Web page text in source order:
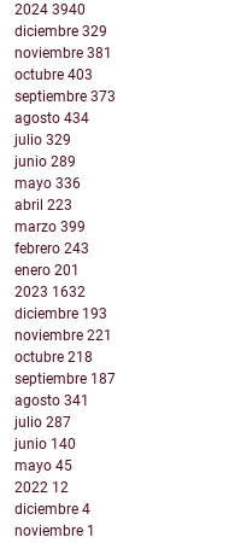
2024 3940
diciembre 329
noviembre 381
octubre 403
septiembre 373
agosto 434
julio 329
junio 289
mayo 336
abril 223
marzo 399
febrero 243
enero 201
2023 1632
diciembre 193
noviembre 221
octubre 218
septiembre 187
agosto 341
julio 287
junio 140
mayo 45
2022 12
diciembre 4
noviembre 1